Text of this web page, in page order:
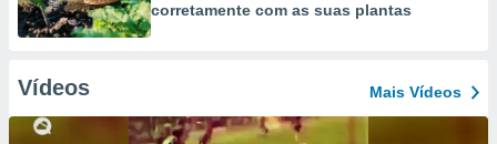
corretamente com as suas plantas
Vídeos Mais Vídeos